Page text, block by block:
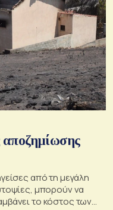
αποζημίωσης
από τη μεγάλη
μπορούν να
το κόστος των